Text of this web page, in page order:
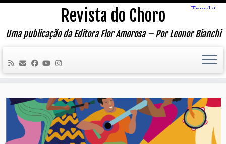
Skip
content
Revista do Choro
Uma publicação da Editora Flor Amorosa – Por Leonor Bianchi